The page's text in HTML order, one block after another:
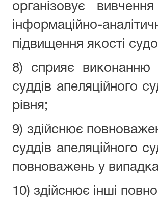
організовує
інформаційно-
підвищення якості
8) сприяє виконанню
суддів апеляційного
рівня;
9) здійснює
суддів апеляційного
повноважень у
10) здійснює інші